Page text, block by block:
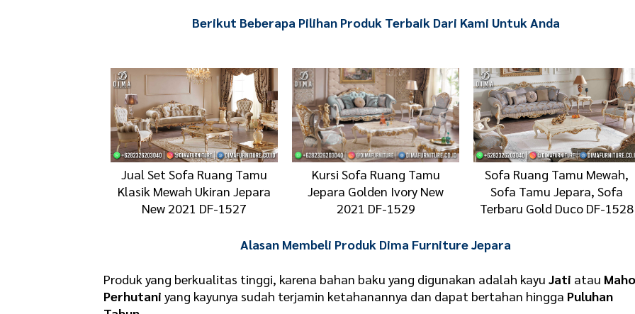
Berikut Beberapa Pilihan Produk Terbaik Dari Kami Untuk Anda
Jual Set Sofa Ruang Tamu
Klasik Mewah Ukiran Jepara
New 2021 DF-1527
Kursi Sofa Ruang Tamu
Jepara Golden Ivory New
2021 DF-1529
Sofa Ruang Tamu Mewah,
Sofa Tamu Jepara, Sofa
Terbaru Gold Duco DF-1528
Alasan Membeli Produk Dima Furniture Jepara
Produk yang berkualitas tinggi, karena bahan baku yang digunakan adalah kayuJati atau
Perhutani yang kayunya sudah terjamin ketahanannya dan dapat bertahan hingga Puluhan